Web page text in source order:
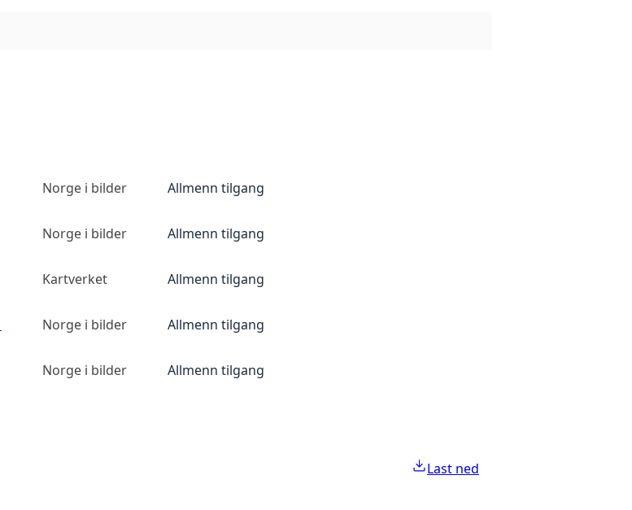
Norge i bilder Allmenn tilgang
Norge i bilder Allmenn tilgang
Kartverket Allmenn tilgang
Norge i bilder Allmenn tilgang
Norge i bilder Allmenn tilgang
Last ned